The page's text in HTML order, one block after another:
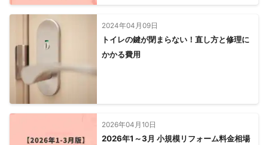
2024年04月09日
トイレの鍵が閉まらない！直し方と修理に
かかる費用
2026年04月10日
2026年1～3月 小規模リフォーム料金相場